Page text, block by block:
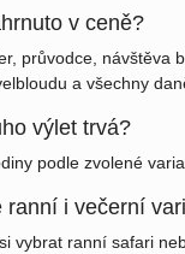
v ceně?
průvodce, návštěva
a všechny
výlet trvá?
podle zvolené
ranní i večerní
vybrat ranní safari